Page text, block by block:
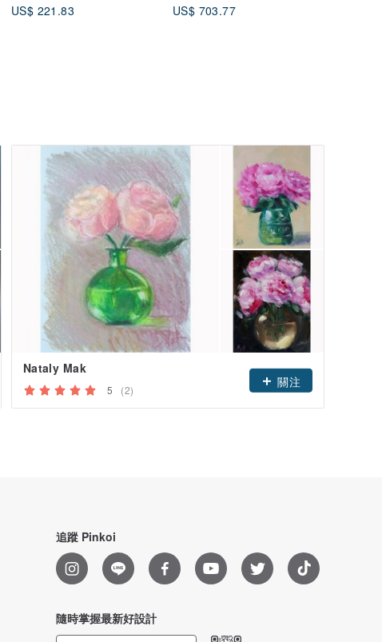
US$ 221.83
US$ 703.77
Nataly Mak
5 (2)
關注
追蹤 Pinkoi
隨時掌握最新好設計